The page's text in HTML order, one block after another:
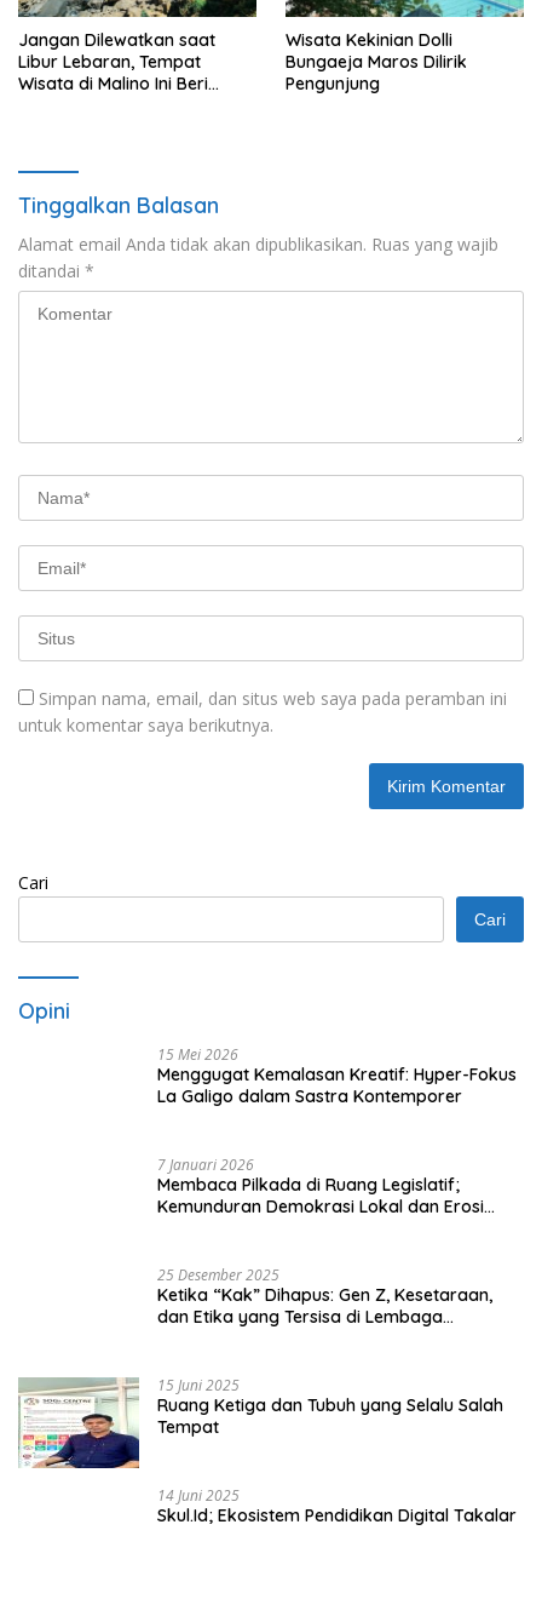
Jangan Dilewatkan saat
Libur Lebaran, Tempat
Wisata di Malino Ini Beri
Wisata Kekinian Dolli
Bungaeja Maros Dilirik
Pengunjung
Tinggalkan Balasan
Alamat email Anda tidak akan dipublikasikan. Ruas yang wajib
ditandai *
Simpan nama, email, dan situs web saya pada peramban ini
untuk komentar saya berikutnya.
Cari
Cari
Opini
15 Mei 2026
Membaca Pilkada di Ruang Legislatif;
Kemunduran Demokrasi Lokal dan Erosi
Kedaulatan
25 Desember 2025
Ketika “Kak” Dihapus: Gen Z, Kesetaraan,
dan Etika yang Tersisa di Lembaga
Ruang Ketiga dan Tubuh yang Selalu Salah
Tempat